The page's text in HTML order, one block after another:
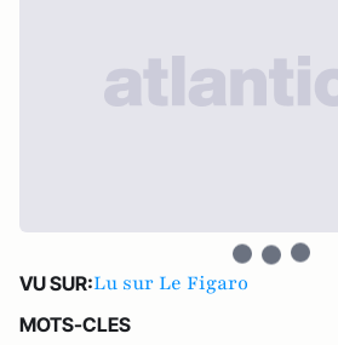
VU SUR:Lu sur Le Figaro
MOTS-CLES